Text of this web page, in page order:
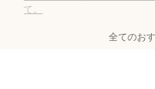
て。
全てのお